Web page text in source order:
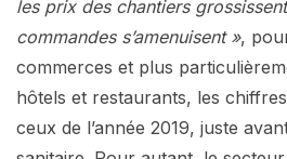
les prix des chantiers
commandes s’amenuisent »,
commerces et plus
hôtels et restaurants, les
ceux de l’année 2019, juste